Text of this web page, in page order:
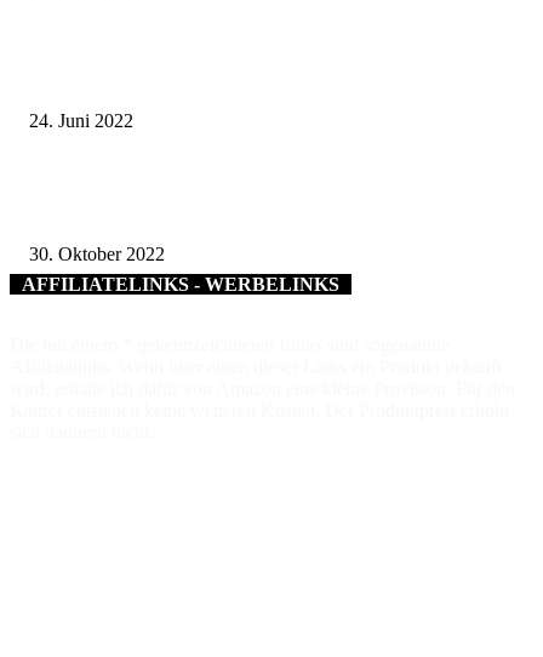
24. Juni 2022
30. Oktober 2022
AFFILIATELINKS - WERBELINKS